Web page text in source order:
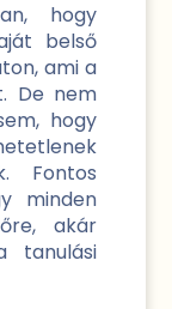
hogy
belső
ami a
De nem
hogy
Fontos
minden
akár
tanulási